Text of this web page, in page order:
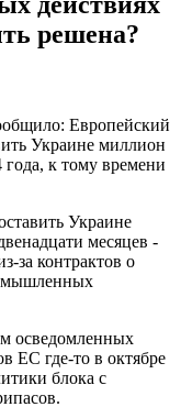
решена?
Европейский
Украине миллион
года, к тому времени
Украине
месяцев -
за контрактов о
осведомленных
ЕС где-то в октябре
блока с